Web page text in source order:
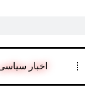
اخبار